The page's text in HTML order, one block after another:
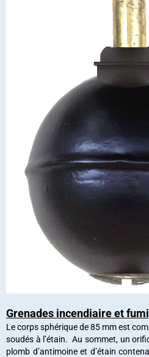
Grenades incendiaire et
Le corps sphérique de 85 mm est
soudés à l’étain. Au sommet, un
plomb d’antimoine et d’étain